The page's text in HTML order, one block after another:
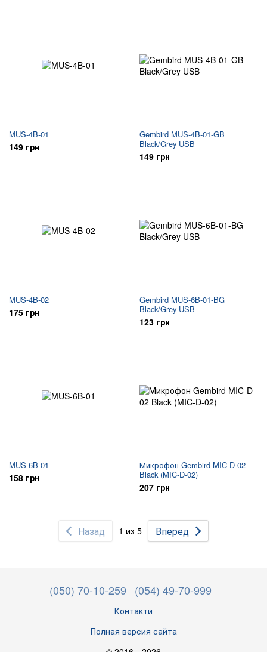
MUS-4B-01
149 грн
Gembird MUS-4B-01-GB
Black/Grey USB
149 грн
MUS-4B-02
175 грн
Gembird MUS-6B-01-BG
Black/Grey USB
123 грн
MUS-6B-01
158 грн
Микрофон Gembird MIC-D-02
Black (MIC-D-02)
207 грн
Назад 1 из 5 Вперед
(050) 70-10-259 (054) 49-70-999
Контакти
Полная версия сайта